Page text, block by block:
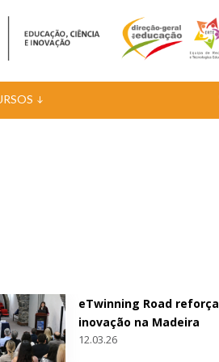
eTwinning Road reforça
inovação na Madeira
12.03.26